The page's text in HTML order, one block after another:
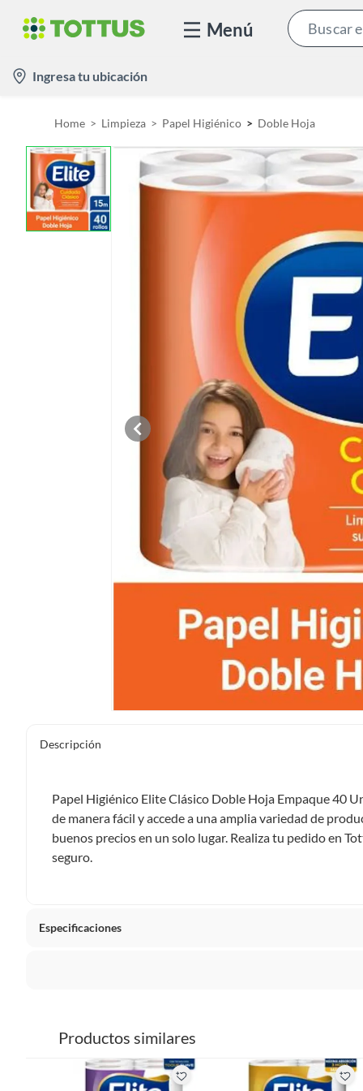
Menú
Ingresa tu ubicación
Home Limpieza Papel Higiénico Doble Hoja
Descripción
Papel Higiénico Elite Clásico Doble Hoja Empaque 40
de manera fácil y accede a una amplia variedad de
buenos precios en un solo lugar. Realiza tu pedido en
seguro.
Especificaciones
40 mts
pueden devolver ni cambiar. Conoce cuáles son:
Productos vendidos por Falabella, Tottus y otros
Productos similares